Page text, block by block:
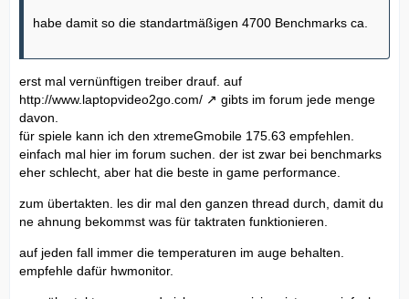
habe damit so die standartmäßigen 4700 Benchmarks ca.
erst mal vernünftigen treiber drauf. auf
http://www.laptopvideo2go.com/
gibts im forum jede menge
davon.
für spiele kann ich den xtremeGmobile 175.63 empfehlen.
einfach mal hier im forum suchen. der ist zwar bei benchmarks
eher schlecht, aber hat die beste in game performance.
zum übertakten. les dir mal den ganzen thread durch, damit du
ne ahnung bekommst was für taktraten funktionieren.
auf jeden fall immer die temperaturen im auge behalten.
empfehle dafür hwmonitor.